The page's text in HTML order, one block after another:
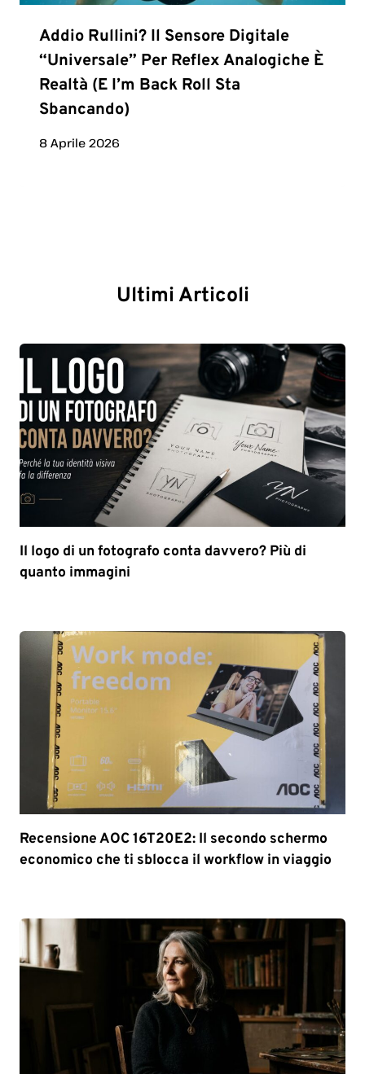
Addio Rullini? Il Sensore Digitale
“universale” Per Reflex Analogiche È
Realtà (e I’m Back Roll Sta
Sbancando)
8 Aprile 2026
Ultimi Articoli
Il logo di un fotografo conta davvero? Più di
quanto immagini
Recensione AOC 16T20E2: Il secondo schermo
economico che ti sblocca il workflow in viaggio